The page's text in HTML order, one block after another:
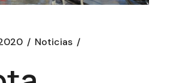
Noticias